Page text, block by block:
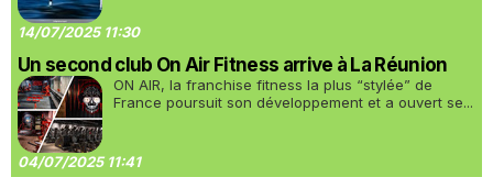
14/07/2025 11:30
Un second club On Air Fitness arrive à La Réunion
ON AIR, la franchise fitness la plus “stylée” de
France poursuit son développement et a ouvert se...
04/07/2025 11:41